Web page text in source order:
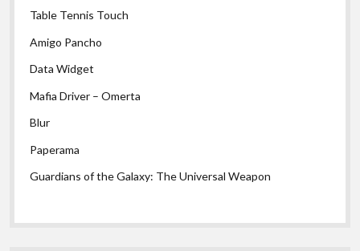
Table Tennis Touch
Amigo Pancho
Data Widget
Mafia Driver – Omerta
Blur
Paperama
Guardians of the Galaxy: The Universal Weapon